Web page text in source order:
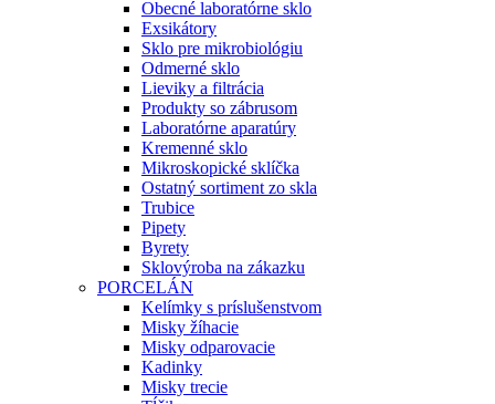
Obecné laboratórne sklo
Exsikátory
Sklo pre mikrobiológiu
Odmerné sklo
Lieviky a filtrácia
Produkty so zábrusom
Laboratórne aparatúry
Kremenné sklo
Mikroskopické sklíčka
Ostatný sortiment zo skla
Trubice
Pipety
Byrety
Sklovýroba na zákazku
PORCELÁN
Kelímky s príslušenstvom
Misky žíhacie
Misky odparovacie
Kadinky
Misky trecie